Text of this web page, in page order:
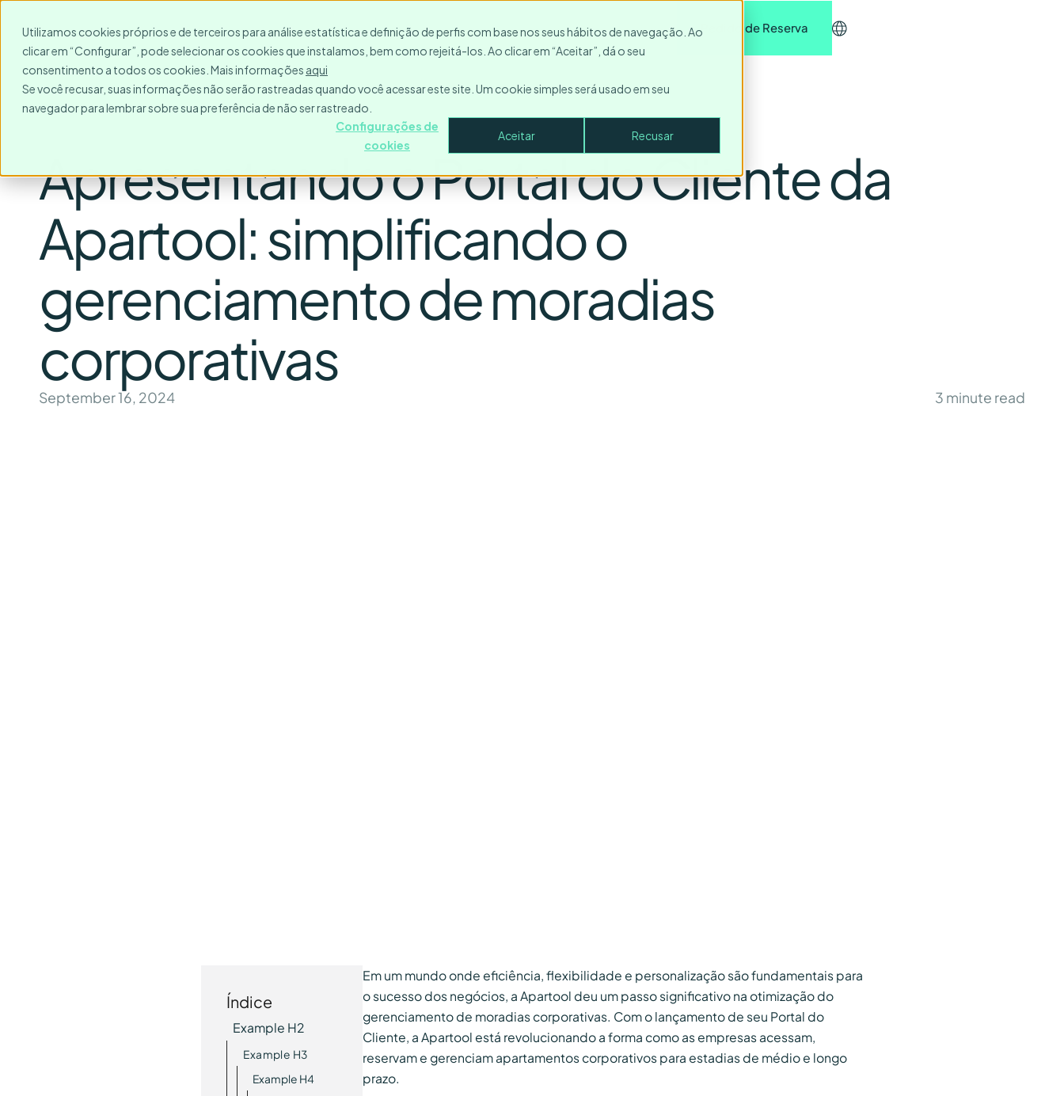
Utilizamos cookies próprios e de terceiros para análise estatística e definição de perfis com base nos seus hábitos de navegação. Ao
clicar em “Configurar”, pode selecionar os cookies que instalamos, bem como rejeitá-los. Ao clicar em “Aceitar”, dá o seu
consentimento a todos os cookies. Mais informações aqui
Se você recusar, suas informações não serão rastreadas quando você acessar este site. Um cookie simples será usado em seu
navegador para lembrar sobre sua preferência de não ser rastreado.
Configurações de
cookies
Aceitar Recusar
Para quem? Destinos Recursos Entre em contato Empresa Entrar Pedido de Reserva
Apresentando o Portal do Cliente da
Apartool: simplificando o
gerenciamento de moradias
corporativas
September 16, 2024 3 minute read
Índice
Example H2
Example H3
Example H4
Em um mundo onde eficiência, flexibilidade e personalização são fundamentais para
o sucesso dos negócios, a Apartool deu um passo significativo na otimização do
gerenciamento de moradias corporativas. Com o lançamento de seu Portal do
Cliente, a Apartool está revolucionando a forma como as empresas acessam,
reservam e gerenciam apartamentos corporativos para estadias de médio e longo
prazo.